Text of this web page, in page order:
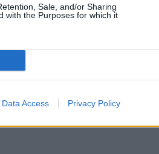
Sale, and/or Sharing
with the Purposes for which it
Data Access Privacy Policy
az állami tankönyvek – így